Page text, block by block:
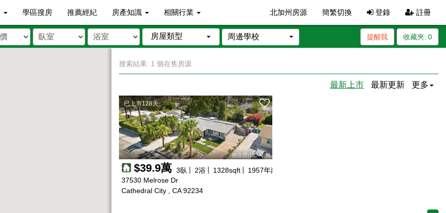
學區搜房 推薦經紀 房產知識 相關行業 北加州房源 簡繁切換 登錄 註冊
房屋類型 周邊學校 收藏夾: 0
提醒我
搜索結果: 1 個在售房源
最新上市 最新更新 更多
已上市128天
物业费(HOA):無
$39.9萬 3臥 2浴 1328sqft 1957年建
37530 Melrose Dr
Cathedral City , CA 92234